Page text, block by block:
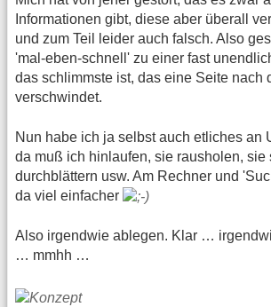
Informationen gibt, diese aber überall
und zum Teil leider auch falsch. Also
'mal-eben-schnell' zu einer fast
das schlimmste ist, das eine Seite nach
verschwindet.
Nun habe ich ja selbst auch etliches an
da muß ich hinlaufen, sie rausholen, sie
durchblättern usw. Am Rechner und
da viel einfacher
Also irgendwie ablegen. Klar …
… mmhh …